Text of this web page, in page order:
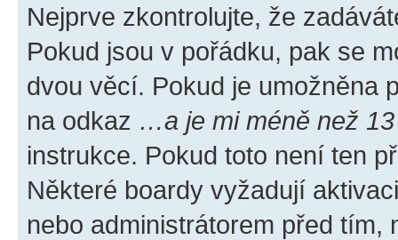
Nejprve zkontrolujte, že
Pokud jsou v pořádku, pak se
dvou věcí. Pokud je umožněna
na odkaz …a je mi méně než
instrukce. Pokud toto není ten
Některé boardy vyžadují
nebo administrátorem před tím,